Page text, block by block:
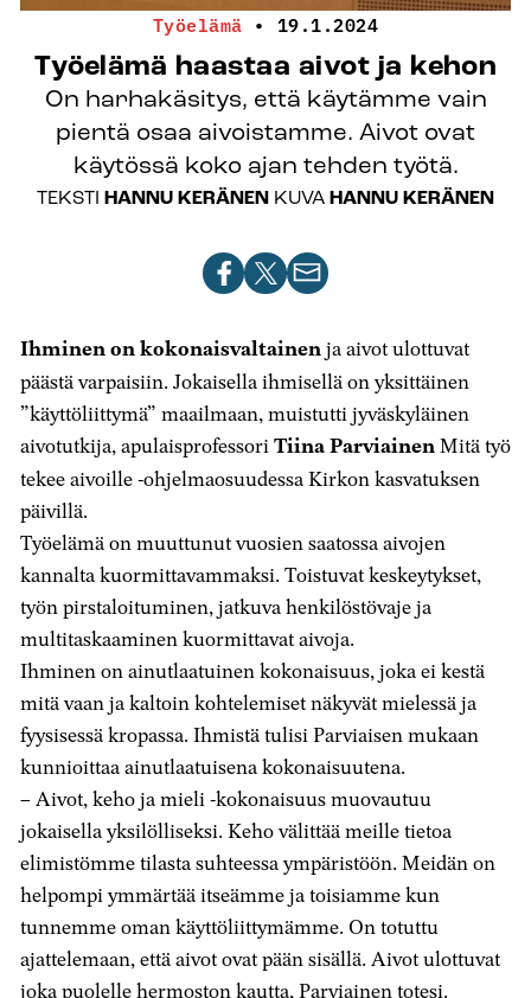
Työelämä • 19.1.2024
Työelämä haastaa aivot ja kehon
On harhakäsitys, että käytämme vain
pientä osaa aivoistamme. Aivot ovat
käytössä koko ajan tehden työtä.
TEKSTI HANNU KERÄNEN KUVA HANNU KERÄNEN
Jaa
artikkeli
Jaa
artikkeli
palvelussa
Jaa
artikkeli
Ihminen on kokonaisvaltainenja aivot ulottuvat
päästä varpaisiin. Jokaisella ihmisellä on yksittäinen
”käyttöliittymä” maailmaan, muistutti jyväskyläinen
aivotutkija, apulaisprofessoriTiina ParviainenMitä työ
tekee aivoille -ohjelmaosuudessa Kirkon kasvatuksen
päivillä.
Työelämä on muuttunut vuosien saatossa aivojen
kannalta kuormittavammaksi. Toistuvat keskeytykset,
työn pirstaloituminen, jatkuva henkilöstövaje ja
multitaskaaminen kuormittavat aivoja.
Ihminen on ainutlaatuinen kokonaisuus, joka ei kestä
mitä vaan ja kaltoin kohtelemiset näkyvät mielessä ja
fyysisessä kropassa. Ihmistä tulisi Parviaisen mukaan
kunnioittaa ainutlaatuisena kokonaisuutena.
– Aivot, keho ja mieli -kokonaisuus muovautuu
jokaisella yksilölliseksi. Keho välittää meille tietoa
elimistömme tilasta suhteessa ympäristöön. Meidän on
helpompi ymmärtää itseämme ja toisiamme kun
tunnemme oman käyttöliittymämme. On totuttu
ajattelemaan, että aivot ovat pään sisällä. Aivot ulottuvat
joka puolelle hermoston kautta, Parviainen totesi.